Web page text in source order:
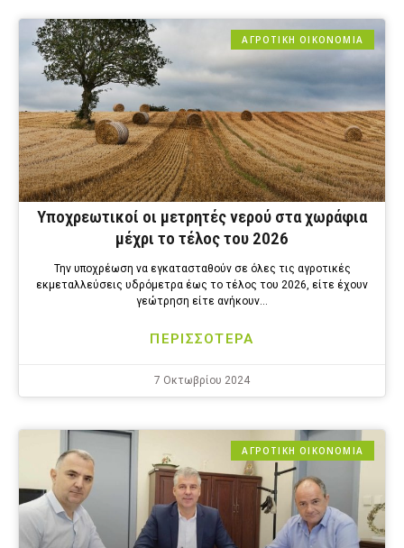
ΑΓΡΟΤΙΚΗ ΟΙΚΟΝΟΜΙΑ
Υποχρεωτικοί οι μετρητές νερού στα χωράφια
μέχρι το τέλος του 2026
Την υποχρέωση να εγκατασταθούν σε όλες τις αγροτικές
εκμεταλλεύσεις υδρόμετρα έως το τέλος του 2026, είτε έχουν
γεώτρηση είτε ανήκουν…
ΠΕΡΙΣΣΟΤΕΡΑ
7 Οκτωβρίου 2024
ΑΓΡΟΤΙΚΗ ΟΙΚΟΝΟΜΙΑ